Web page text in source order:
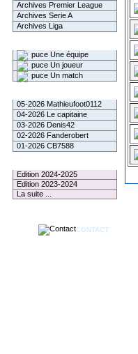
Archives Premier League
Archives Serie A
Archives Liga
Une équipe
Un joueur
Un match
05-2026 Mathieufoot0112
04-2026 Le capitaine
03-2026 Denis42
02-2026 Fanderobert
01-2026 CB7588
Edition 2024-2025
Edition 2023-2024
La suite ...
CONTACT